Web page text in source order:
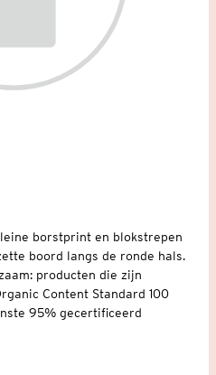
borstprint en blokstrepen
boord langs de ronde hals.
producten die zijn
Content Standard 100
95% gecertificeerd